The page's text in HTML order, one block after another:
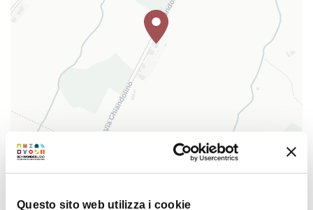
Questo sito web utilizza i cookie
OpenStreetMapcontributors ©
Ca' Bruciata - società agricola